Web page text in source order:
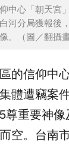
中心「朝天宮
河分局獲報後
。（圖／翻攝畫
的信仰中
體遭竊案
尊重要神
空。台南